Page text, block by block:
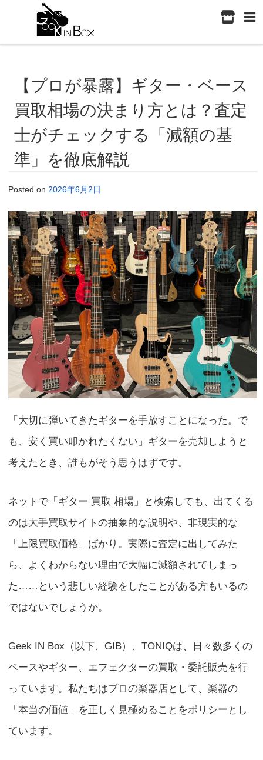
【プロが暴露】ギター・ベース
買取相場の決まり方とは？査定
士がチェックする「減額の基
準」を徹底解説
Posted on2026年6月2日
「大切に弾いてきたギターを手放すことになった。で
も、安く買い叩かれたくない」ギターを売却しようと
考えたとき、誰もがそう思うはずです。
ネットで「ギター 買取 相場」と検索しても、出てくる
のは大手買取サイトの抽象的な説明や、非現実的な
「上限買取価格」ばかり。実際に査定に出してみた
ら、よくわからない理由で大幅に減額されてしまっ
た……という悲しい経験をしたことがある方もいるの
ではないでしょうか。
Geek IN Box（以下、GIB）、TONIQは、日々数多くの
ベースやギター、エフェクターの買取・委託販売を行
っています。私たちはプロの楽器店として、楽器の
「本当の価値」を正しく見極めることをポリシーとし
ています。